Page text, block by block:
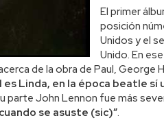
El primer
posición
Unidos y el
Unido. En
de la obra de Paul, George
Linda, en la época beatle sí
parte John Lennon fue más
se asuste (sic)”.